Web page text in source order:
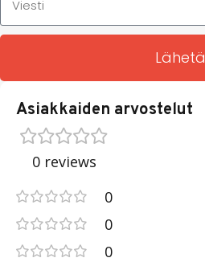
Lähetä
Asiakkaiden arvostelut
0 reviews
0
0
0